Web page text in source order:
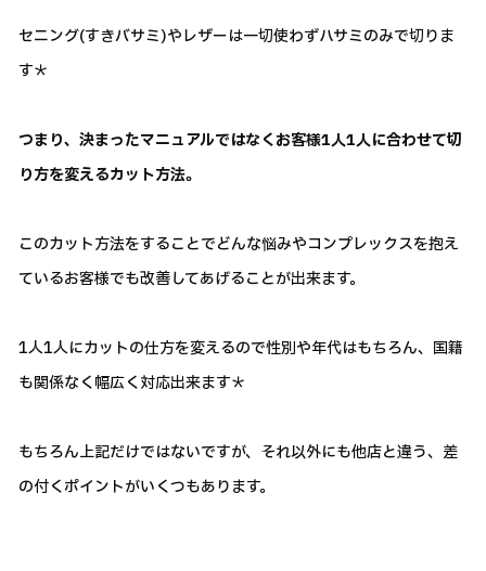
セニング(すきバサミ)やレザーは一切使わずハサミのみで切りま
す＊
つまり、決まったマニュアルではなくお客様1人1人に合わせて切
り方を変えるカット方法。
このカット方法をすることでどんな悩みやコンプレックスを抱え
ているお客様でも改善してあげることが出来ます。
1人1人にカットの仕方を変えるので性別や年代はもちろん、国籍
も関係なく幅広く対応出来ます＊
もちろん上記だけではないですが、それ以外にも他店と違う、差
の付くポイントがいくつもあります。